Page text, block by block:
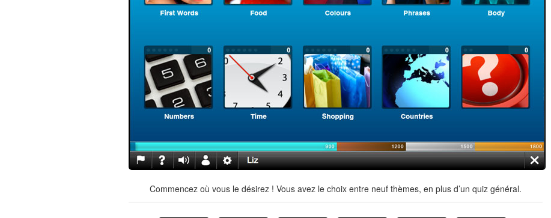
Commencez où vous le désirez ! Vous avez le choix entre neuf thèmes, en plus d’un quiz général.